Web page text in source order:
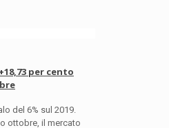
per cento
del 6% sul 2019.
ottobre, il mercato